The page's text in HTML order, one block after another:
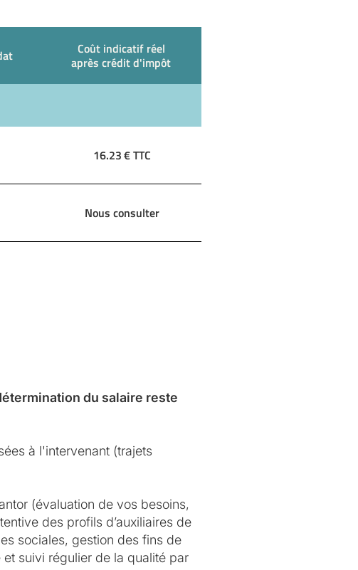
Coût indicatif réel
après crédit d'impôt
16.23€ TTC
Nous consulter
du salaire reste
à l'intervenant (trajets
(évaluation de vos besoins,
des profils d’auxiliaires de
sociales, gestion des fins de
suivi régulier de la qualité par